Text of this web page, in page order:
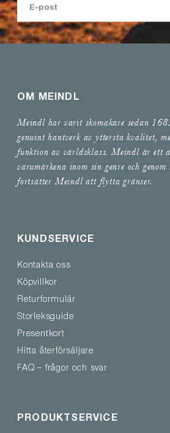
OM MEINDL
Meindl har varit skomakare sedan
genuint hantverk av yttersta kvalitet,
funktion av världsklass. Meindl är ett
varumärkena inom sin genre och
fortsätter Meindl att flytta gränser.
KUNDSERVICE
Kontakta oss
Köpvillkor
Returformulär
Storleksguide
Presentkort
Hitta återförsäljare
FAQ – frågor och svar
PRODUKTSERVICE